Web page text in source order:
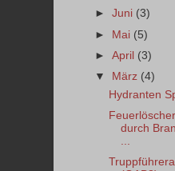
►Juni (3)
► Mai (5)
►April (3)
▼
März (4)
Hydranten
durch